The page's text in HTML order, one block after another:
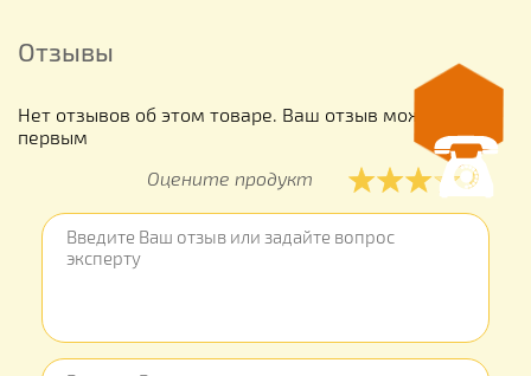
Отзывы
Нет отзывов об этом товаре. Ваш отзыв может быть
первым
Оцените продукт